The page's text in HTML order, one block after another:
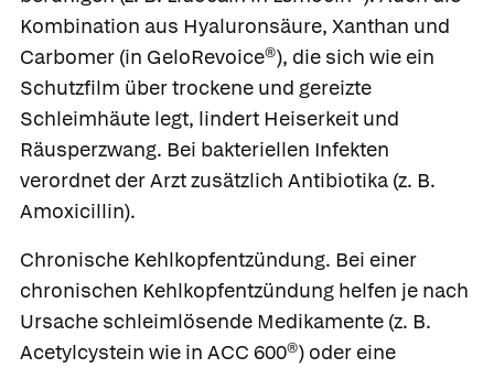
Kombination aus Hyaluronsäure, Xanthan und
Carbomer (in GeloRevoice®), die sich wie ein
Schutzfilm über trockene und gereizte
Schleimhäute legt, lindert Heiserkeit und
Räusperzwang. Bei bakteriellen Infekten
verordnet der Arzt zusätzlich Antibiotika (z. B.
Amoxicillin).
Chronische Kehlkopfentzündung. Bei einer
chronischen Kehlkopfentzündung helfen je nach
Ursache schleimlösende Medikamente (z. B.
Acetylcystein wie in ACC 600®) oder eine